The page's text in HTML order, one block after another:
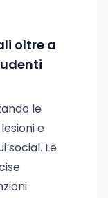
oltre a
le
e
social. Le